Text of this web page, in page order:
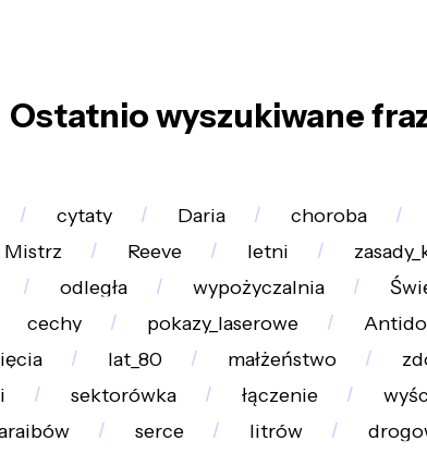
Ostatnio wyszukiwane
cytaty Daria choroba
Mistrz Reeve letni
odległa wypożyczalnia
cechy pokazy_laserowe
lat_80 małżeństwo
sektorówka łączenie
serce litrów